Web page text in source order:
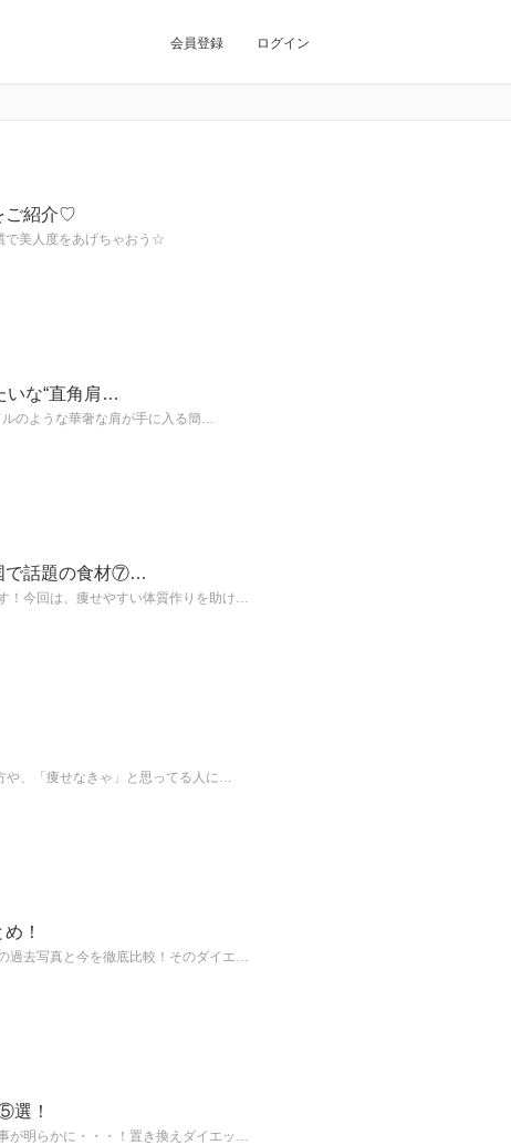
会員登録 ログイン
ご紹介♡
で美人度をあげちゃおう☆
いな“直角肩…
ルのような華奢な肩が手に入る簡…
で話題の食材⑦…
！今回は、痩せやすい体質作りを助け…
や、「痩せなきゃ」と思ってる人に…
！
過去写真と今を徹底比較！そのダイエ…
選！
が明らかに・・・！置き換えダイエッ…